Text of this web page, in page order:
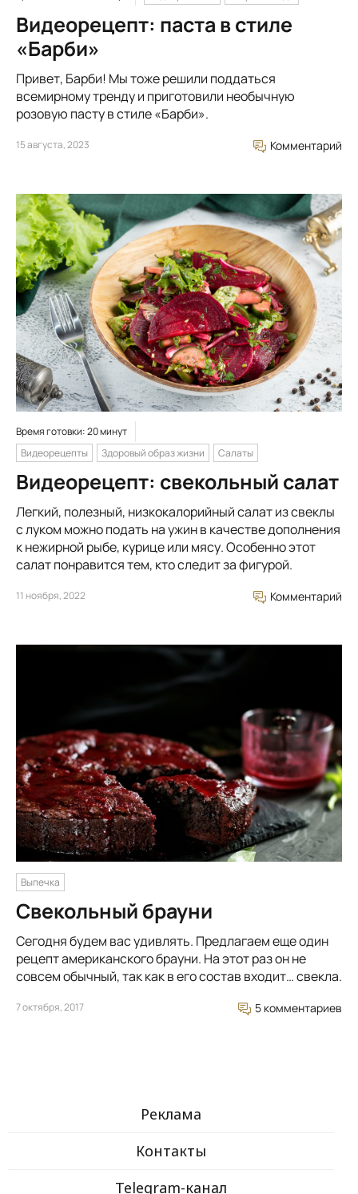
Видеорецепт: паста в стиле
«Барби»
Привет, Барби! Мы тоже решили поддаться
всемирному тренду и приготовили необычную
розовую пасту в стиле «Барби».
15 августа, 2023 Комментарий
Время готовки: 20 минут
Видеорецепты
Здоровый образ жизни Салаты
Видеорецепт: свекольный салат
Легкий, полезный, низкокалорийный салат из свеклы
с луком можно подать на ужин в качестве дополнения
к нежирной рыбе, курице или мясу. Особенно этот
салат понравится тем, кто следит за фигурой.
11 ноября, 2022 Комментарий
Выпечка
Свекольный брауни
Сегодня будем вас удивлять. Предлагаем еще один
рецепт американского брауни. На этот раз он не
совсем обычный, так как в его состав входит… свекла.
7 октября, 2017 5 комментариев
Реклама
Контакты
Telegram-канал